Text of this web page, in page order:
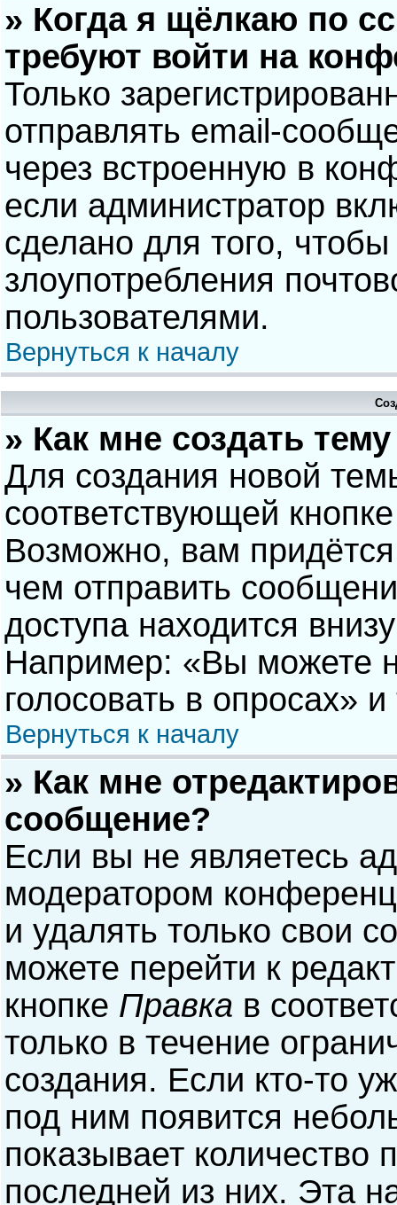
» Когда я щёлкаю по
требуют войти на
Только
отправлять email-
через встроенную в
если администратор
сделано для того, чтобы
злоупотребления
пользователями.
Вернуться к началу
» Как мне создать
Для создания новой
соответствующей
Возможно, вам
чем отправить
доступа находится
Например: «Вы можете
голосовать в опросах» и
Вернуться к началу
» Как мне
сообщение?
Если вы не являетесь
модератором
и удалять только свои
можете перейти к
кнопке Правка в
только в течение
создания. Если кто-то
под ним появится
показывает количество
последней из них. Эта